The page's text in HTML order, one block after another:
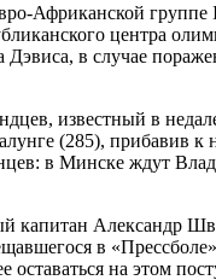
Африканской
центра
в случае
известный в
(285), прибавив к
в Минске ждут
капитан Александр
в
на этом